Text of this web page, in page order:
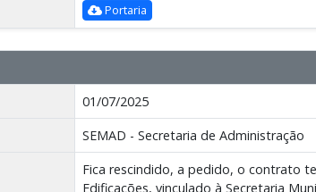
Portaria
01/07/2025
SEMAD - Secretaria de Administração
Fica rescindido, a pedido, o contrato
Edificações, vinculado à Secretaria